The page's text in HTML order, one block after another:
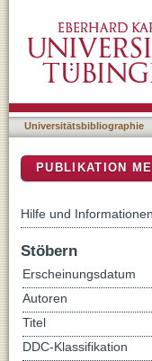
Universitätsbibliographie
PUBLIKATION
Hilfe und Informationen
Stöbern
Erscheinungsdatum
Autoren
Titel
DDC-Klassifikation